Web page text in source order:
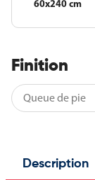
60x240 cm
Finition
Description